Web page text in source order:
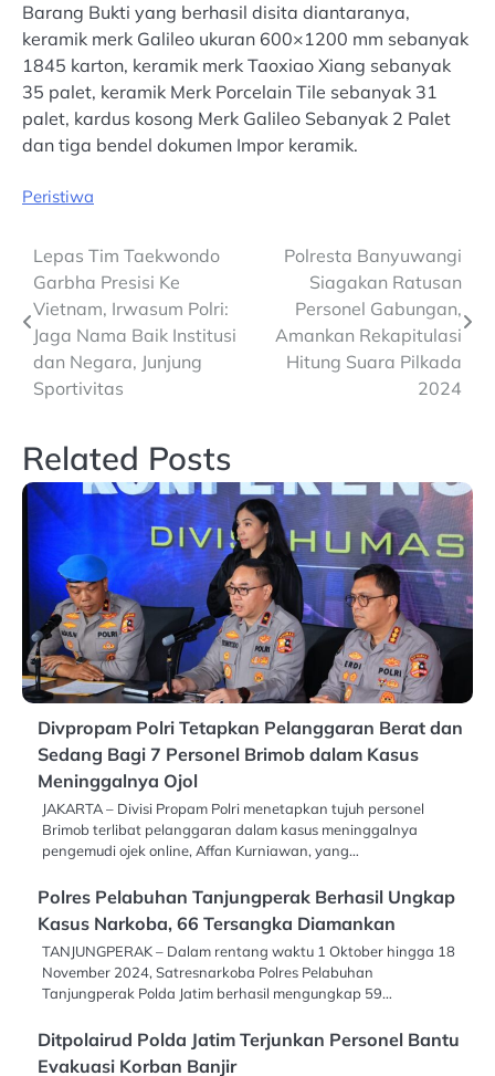
Barang Bukti yang berhasil disita diantaranya,
keramik merk Galileo ukuran 600×1200 mm sebanyak
1845 karton, keramik merk Taoxiao Xiang sebanyak
35 palet, keramik Merk Porcelain Tile sebanyak 31
palet, kardus kosong Merk Galileo Sebanyak 2 Palet
dan tiga bendel dokumen Impor keramik.
Peristiwa
Post
navigation
Lepas Tim Taekwondo
Garbha Presisi Ke
Vietnam, Irwasum Polri:
Jaga Nama Baik Institusi
dan Negara, Junjung
Sportivitas
Polresta Banyuwangi
Siagakan Ratusan
Personel Gabungan,
Amankan Rekapitulasi
Hitung Suara Pilkada
2024
Related Posts
Divpropam Polri Tetapkan Pelanggaran Berat dan
Sedang Bagi 7 Personel Brimob dalam Kasus
Meninggalnya Ojol
JAKARTA – Divisi Propam Polri menetapkan tujuh personel
Brimob terlibat pelanggaran dalam kasus meninggalnya
pengemudi ojek online, Affan Kurniawan, yang…
Polres Pelabuhan Tanjungperak Berhasil Ungkap
Kasus Narkoba, 66 Tersangka Diamankan
TANJUNGPERAK – Dalam rentang waktu 1 Oktober hingga 18
November 2024, Satresnarkoba Polres Pelabuhan
Tanjungperak Polda Jatim berhasil mengungkap 59…
Ditpolairud Polda Jatim Terjunkan Personel Bantu
Evakuasi Korban Banjir